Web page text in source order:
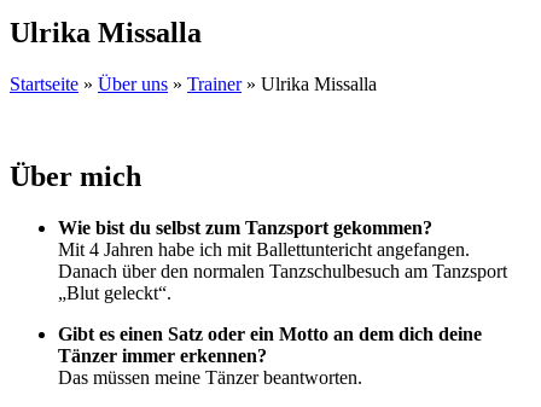
Ulrika Missalla
Startseite » Über uns » Trainer» Ulrika Missalla
Über mich
Wie bist du selbst zum Tanzsport gekommen?
Mit 4 Jahren habe ich mit Ballettuntericht angefangen.
Danach über den normalen Tanzschulbesuch am Tanzsport
„Blut geleckt“.
Gibt es einen Satz oder ein Motto an dem dich deine
Tänzer immer erkennen?
Das müssen meine Tänzer beantworten.